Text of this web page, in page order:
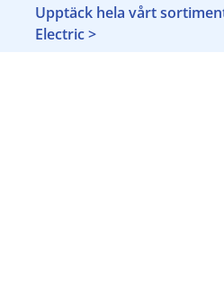
Upptäck hela vårt
Electric >